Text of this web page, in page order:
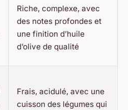
Riche, complexe, avec
des notes profondes et
une finition d’huile
d’olive de qualité
Frais, acidulé, avec une
cuisson des légumes qui